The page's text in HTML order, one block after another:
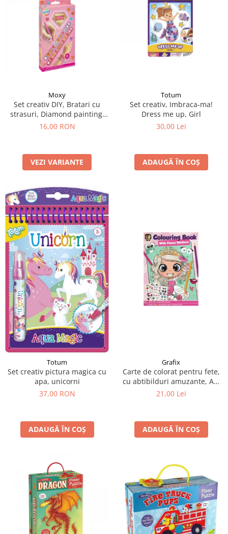
Moxy
Set creativ DIY, Bratari cu
strasuri, Diamond painting,
roz
16,00 RON
VEZI VARIANTE
Totum
Set creativ, Imbraca-ma!
Dress me up, Girl
30,00 Lei
ADAUGĂ ÎN COȘ
Totum
Set creativ pictura magica cu
apa, unicorni
37,00 RON
ADAUGĂ ÎN COȘ
Grafix
Carte de colorat pentru fete,
cu abtibilduri amuzante, A4,
24 pagini
21,00 Lei
ADAUGĂ ÎN COȘ